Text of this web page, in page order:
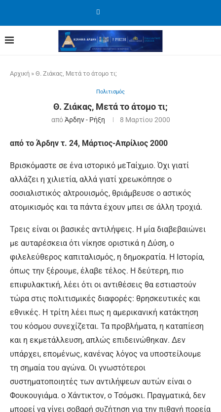
Αρχική » Θ. Ζιάκας, Μετά το άτομο τι;
Πολιτισμός
Θ. Ζιάκας, Μετά το άτομο τι;
απόΆρδην - Ρήξη 8 Μαρτίου 2000
από το Άρδην τ. 24, Μάρτιος-Απρίλιος 2000
Βρισκόμαστε σε ένα ιστορικό μεΤαίχμιο. Όχι γιατί
αλλάζει η χιλιετία, αλλά γιατί χρεωκόπησε ο
σοσιαλιστικός αλτρουισμός, θριάμβευσε ο αστικός
ατομικισμός και τα πάντα έχουν μπει σε άλλη τροχιά.
Τρεις είναι οι βασικές αντιλήψεις. Η μία διαβεβαιώνει
με αυταρέσκεια ότι νίκησε οριστικά η Δύση, ο
φιλελεύθερος καπιταλισμός, η δημοκρατία. Η Ιστορία,
όπως την ξέρουμε, έλαβε τέλος. Η δεύτερη, πιο
επιφυλακτική, λέει ότι οι αντιθέσεις θα εστιαστούν
τώρα στις πολιτισμικές διαφορές: θρησκευτικές και
εθνικές. Η τρίτη λέει πως η αμερικανική κατάκτηση
του κόσμου συνεχίζεται. Τα προβλήματα, η καταπίεση
και η εκμετάλλευση, απλώς επιδεινώθηκαν. Δεν
υπάρχει, επομένως, κανένας λόγος να υποστείλουμε
τη σημαία του αγώνα. Οι γνωστότεροι
συστηματοποιητές των αντιλήψεων αυτών είναι ο
Φουκουγιάμα. ο Χάντικτον, ο Τσόμσκι. Πραγματικά, δεν
μπορεί να γίνει σοβαρή συζήτηση για την πιθανή πορεία